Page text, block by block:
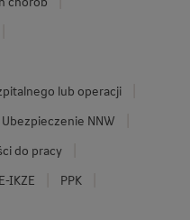
lub operacji
Ubezpieczenie NNW
do pracy
IKZE
PPK